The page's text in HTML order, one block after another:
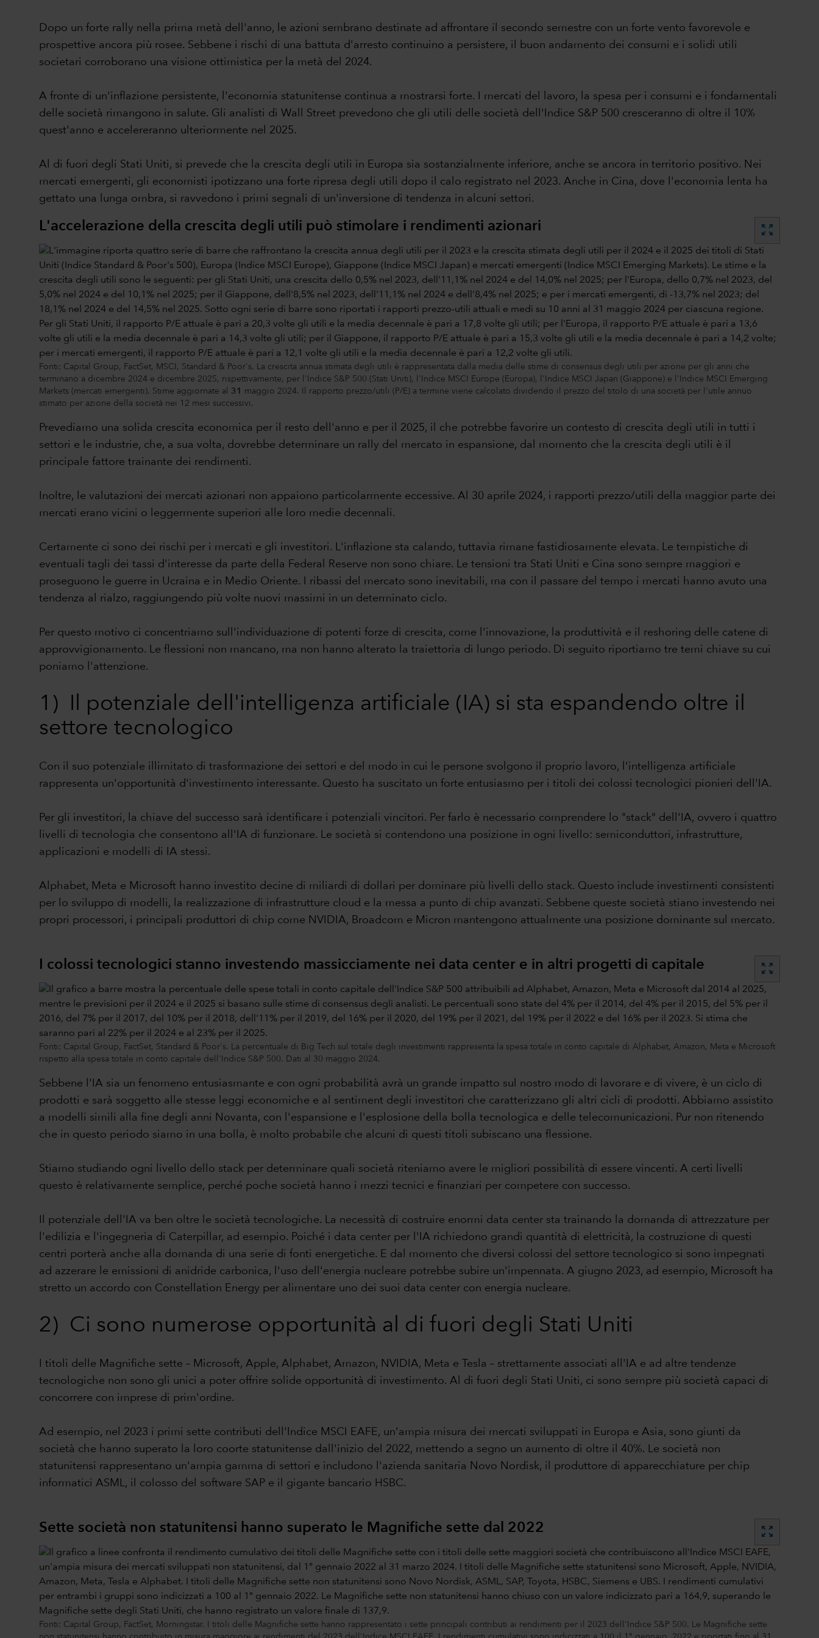
Dopo un forte rally nella prima metà dell'anno, le azioni sembrano destinate ad affrontare il secondo semestre con un forte vento favorevole e
prospettive ancora più rosee. Sebbene i rischi di una battuta d'arresto continuino a persistere, il buon andamento dei consumi e i solidi utili
societari corroborano una visione ottimistica per la metà del 2024.
A fronte di un'inflazione persistente, l'economia statunitense continua a mostrarsi forte. I mercati del lavoro, la spesa per i consumi e i fondamentali
delle società rimangono in salute. Gli analisti di Wall Street prevedono che gli utili delle società dell'Indice S&P 500 cresceranno di oltre il 10%
quest'anno e accelereranno ulteriormente nel 2025.
Al di fuori degli Stati Uniti, si prevede che la crescita degli utili in Europa sia sostanzialmente inferiore, anche se ancora in territorio positivo. Nei
mercati emergenti, gli economisti ipotizzano una forte ripresa degli utili dopo il calo registrato nel 2023. Anche in Cina, dove l'economia lenta ha
gettato una lunga ombra, si ravvedono i primi segnali di un'inversione di tendenza in alcuni settori.
L'accelerazione della crescita degli utili può stimolare i rendimenti azionari zoom_out_map
Fonti: Capital Group, FactSet, MSCI, Standard & Poor's. La crescita annua stimata degli utili è rappresentata dalla media delle stime di consensus degli utili per azione per gli anni che
terminano a dicembre 2024 e dicembre 2025, rispettivamente, per l'Indice S&P 500 (Stati Uniti), l'Indice MSCI Europe (Europa), l'Indice MSCI Japan (Giappone) e l'Indice MSCI Emerging
Markets (mercati emergenti). Stime aggiornate al
31 maggio 2024. Il rapporto prezzo/utili (P/E) a termine viene calcolato dividendo il prezzo del titolo di una società per l'utile annuo
stimato per azione della società nei 12 mesi successivi.
Prevediamo una solida crescita economica per il resto dell'anno e per il 2025, il che potrebbe favorire un contesto di crescita degli utili in tutti i
settori e le industrie, che, a sua volta, dovrebbe determinare un rally del mercato in espansione, dal momento che la crescita degli utili è il
principale fattore trainante dei rendimenti.
Inoltre, le valutazioni dei mercati azionari non appaiono particolarmente eccessive. Al 30 aprile 2024, i rapporti prezzo/utili della maggior parte dei
mercati erano vicini o leggermente superiori alle loro medie decennali.
Certamente ci sono dei rischi per i mercati e gli investitori. L'inflazione sta calando, tuttavia rimane fastidiosamente elevata. Le tempistiche di
eventuali tagli dei tassi d'interesse da parte della Federal Reserve non sono chiare. Le tensioni tra Stati Uniti e Cina sono sempre maggiori e
proseguono le guerre in Ucraina e in Medio Oriente. I ribassi del mercato sono inevitabili, ma con il passare del tempo i mercati hanno avuto una
tendenza al rialzo, raggiungendo più volte nuovi massimi in un determinato ciclo.
Per questo motivo ci concentriamo sull'individuazione di potenti forze di crescita, come l'innovazione, la produttività e il reshoring delle catene di
approvvigionamento. Le flessioni non mancano, ma non hanno alterato la traiettoria di lungo periodo. Di seguito riportiamo tre temi chiave su cui
poniamo l'attenzione.
1) Il potenziale dell'intelligenza artificiale (IA) si sta espandendo oltre il
settore tecnologico
Con il suo potenziale illimitato di trasformazione dei settori e del modo in cui le persone svolgono il proprio lavoro, l'intelligenza artificiale
rappresenta un'opportunità d'investimento interessante. Questo ha suscitato un forte entusiasmo per i titoli dei colossi tecnologici pionieri dell'IA.
Per gli investitori, la chiave del successo sarà identificare i potenziali vincitori. Per farlo è necessario comprendere lo "stack" dell'IA, ovvero i quattro
livelli di tecnologia che consentono all'IA di funzionare. Le società si contendono una posizione in ogni livello: semiconduttori, infrastrutture,
applicazioni e modelli di IA stessi.
Alphabet, Meta e Microsoft hanno investito decine di miliardi di dollari per dominare più livelli dello stack. Questo include investimenti consistenti
per lo sviluppo di modelli, la realizzazione di infrastrutture cloud e la messa a punto di chip avanzati. Sebbene queste società stiano investendo nei
propri processori, i principali produttori di chip come NVIDIA, Broadcom e Micron mantengono attualmente una posizione dominante sul mercato.
I colossi tecnologici stanno investendo massicciamente nei data center e in altri progetti di capitale zoom_out_map
Fonti: Capital Group, FactSet, Standard & Poor's. La percentuale di Big Tech sul totale degli investimenti rappresenta la spesa totale in conto capitale di Alphabet, Amazon, Meta e Microsoft
rispetto alla spesa totale in conto capitale dell'Indice S&P 500. Dati al 30 maggio 2024.
Sebbene l'IA sia un fenomeno entusiasmante e con ogni probabilità avrà un grande impatto sul nostro modo di lavorare e di vivere, è un ciclo di
prodotti e sarà soggetto alle stesse leggi economiche e al sentiment degli investitori che caratterizzano gli altri cicli di prodotti. Abbiamo assistito
a modelli simili alla fine degli anni Novanta, con l'espansione e l'esplosione della bolla tecnologica e delle telecomunicazioni. Pur non ritenendo
che in questo periodo siamo in una bolla, è molto probabile che alcuni di questi titoli subiscano una flessione.
Stiamo studiando ogni livello dello stack per determinare quali società riteniamo avere le migliori possibilità di essere vincenti. A certi livelli
questo è relativamente semplice, perché poche società hanno i mezzi tecnici e finanziari per competere con successo.
Il potenziale dell'IA va ben oltre le società tecnologiche. La necessità di costruire enormi data center sta trainando la domanda di attrezzature per
l'edilizia e l'ingegneria di Caterpillar, ad esempio. Poiché i data center per l'IA richiedono grandi quantità di elettricità, la costruzione di questi
centri porterà anche alla domanda di una serie di fonti energetiche. E dal momento che diversi colossi del settore tecnologico si sono impegnati
ad azzerare le emissioni di anidride carbonica, l'uso dell'energia nucleare potrebbe subire un'impennata. A giugno 2023, ad esempio, Microsoft ha
stretto un accordo con Constellation Energy per alimentare uno dei suoi data center con energia nucleare.
2) Ci sono numerose opportunità al di fuori degli Stati Uniti
I titoli delle Magnifiche sette – Microsoft, Apple, Alphabet, Amazon, NVIDIA, Meta e Tesla – strettamente associati all'IA e ad altre tendenze
tecnologiche non sono gli unici a poter offrire solide opportunità di investimento. Al di fuori degli Stati Uniti, ci sono sempre più società capaci di
concorrere con imprese di prim'ordine.
Ad esempio, nel 2023 i primi sette contributi dell'Indice MSCI EAFE, un'ampia misura dei mercati sviluppati in Europa e Asia, sono giunti da
società che hanno superato la loro coorte statunitense dall'inizio del 2022, mettendo a segno un aumento di oltre il 40%. Le società non
statunitensi rappresentano un'ampia gamma di settori e includono l'azienda sanitaria Novo Nordisk, il produttore di apparecchiature per chip
informatici ASML, il colosso del software SAP e il gigante bancario HSBC.
Sette società non statunitensi hanno superato le Magnifiche sette dal 2022 zoom_out_map
Fonti: Capital Group, FactSet, Morningstar. I titoli delle Magnifiche sette hanno rappresentato i sette principali contributi ai rendimenti per il 2023 dell'Indice S&P 500. Le Magnifiche sette